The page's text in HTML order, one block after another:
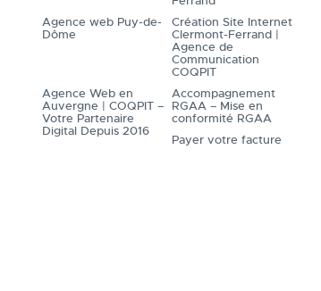
Agence web Puy-de-
Dôme
Création Site Internet
Clermont-Ferrand |
Agence de
Communication
COQPIT
Agence Web en
Auvergne | COQPIT –
Votre Partenaire
Digital Depuis 2016
Accompagnement
RGAA – Mise en
conformité RGAA
Payer votre facture